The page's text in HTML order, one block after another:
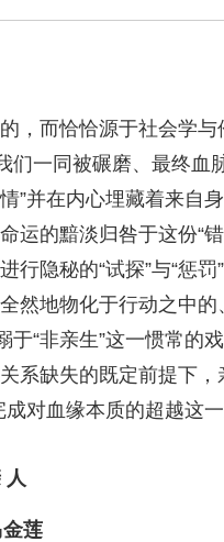
，而恰恰源于社会学与
们一同被碾磨、最终血
”并在内心埋藏着来自
的黯淡归咎于这份“错
隐秘的“试探”与“惩罚
然地物化于行动之中的
于“非亲生”这一惯常的
系缺失的既定前提下，
对血缘本质的超越这一
人
莲